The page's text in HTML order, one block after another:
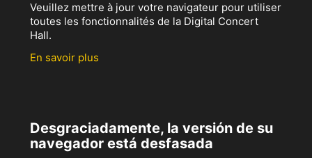
Veuillez mettre à jour votre navigateur pour utiliser
toutes les fonctionnalités de la Digital Concert
Hall.
En savoir plus
Desgraciadamente, la versión de su
navegador está desfasada